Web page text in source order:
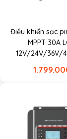
Điều khiển sạc
MPPT 30A
12V/24V/36V/